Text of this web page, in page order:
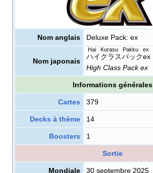
Nom anglais Deluxe Pack: ex
Nom japonais
ハイクラスパックex
Hai Kurasu Pakku ex
High Class Pack ex
Informations générales
Cartes 379
Decks à thème 14
Boosters 1
Sortie
Mondiale 30 septembre 2025